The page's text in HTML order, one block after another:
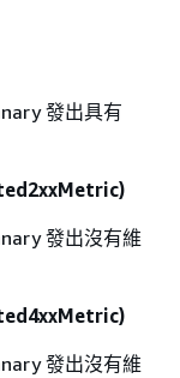
發出具有
發出沒有維
發出沒有維